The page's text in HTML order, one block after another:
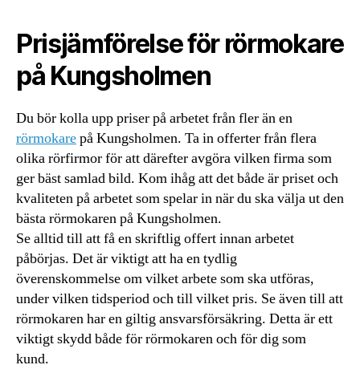
Prisjämförelse för rörmokare
på Kungsholmen
Du bör kolla upp priser på arbetet från fler än en
rörmokarepå Kungsholmen. Ta in offerter från flera
olika rörfirmor för att därefter avgöra vilken firma som
ger bäst samlad bild. Kom ihåg att det både är priset och
kvaliteten på arbetet som spelar in när du ska välja ut den
bästa rörmokaren på Kungsholmen.
Se alltid till att få en skriftlig offert innan arbetet
påbörjas. Det är viktigt att ha en tydlig
överenskommelse om vilket arbete som ska utföras,
under vilken tidsperiod och till vilket pris. Se även till att
rörmokaren har en giltig ansvarsförsäkring. Detta är ett
viktigt skydd både för rörmokaren och för dig som
kund.